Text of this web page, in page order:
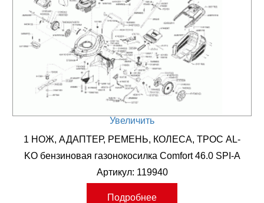
Увеличить
1 НОЖ, АДАПТЕР, РЕМЕНЬ, КОЛЕСА, ТРОС AL-
KO бензиновая газонокосилка Comfort 46.0 SPI-A
Артикул: 119940
Подробнее